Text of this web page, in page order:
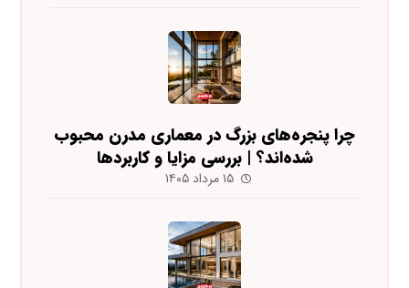
چرا پنجره‌های بزرگ در معماری مدرن محبوب
شده‌اند؟ | بررسی مزایا و کاربردها
۱۵ مرداد ۱۴۰۵